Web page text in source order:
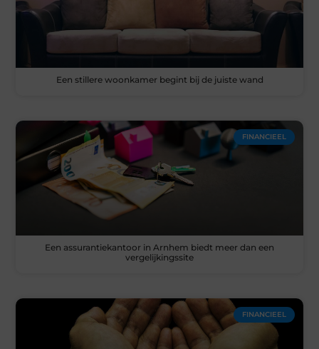
Een stillere woonkamer begint bij de juiste wand
FINANCIEEL
Een assurantiekantoor in Arnhem biedt meer dan een
vergelijkingssite
FINANCIEEL